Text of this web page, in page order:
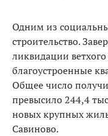
Одним из
строительство.
ликвидации
благоустроенные
Общее число
превысило 244,4
новых крупных
Савиново.